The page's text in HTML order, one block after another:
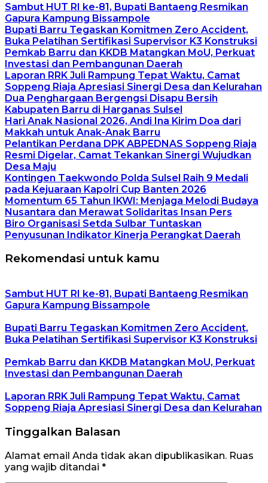
Sambut HUT RI ke-81, Bupati Bantaeng Resmikan
Gapura Kampung Bissampole
Bupati Barru Tegaskan Komitmen Zero Accident,
Buka Pelatihan Sertifikasi Supervisor K3 Konstruksi
Pemkab Barru dan KKDB Matangkan MoU, Perkuat
Investasi dan Pembangunan Daerah
Laporan RRK Juli Rampung Tepat Waktu, Camat
Soppeng Riaja Apresiasi Sinergi Desa dan Kelurahan
Dua Penghargaan Bergengsi Disapu Bersih
Kabupaten Barru di Harganas Sulsel
Hari Anak Nasional 2026, Andi Ina Kirim Doa dari
Makkah untuk Anak-Anak Barru
Pelantikan Perdana DPK ABPEDNAS Soppeng Riaja
Resmi Digelar, Camat Tekankan Sinergi Wujudkan
Desa Maju
Kontingen Taekwondo Polda Sulsel Raih 9 Medali
pada Kejuaraan Kapolri Cup Banten 2026
Momentum 65 Tahun IKWI: Menjaga Melodi Budaya
Nusantara dan Merawat Solidaritas Insan Pers
Biro Organisasi Setda Sulbar Tuntaskan
Penyusunan Indikator Kinerja Perangkat Daerah
Rekomendasi untuk kamu
Sambut HUT RI ke-81, Bupati Bantaeng Resmikan
Gapura Kampung Bissampole
Bupati Barru Tegaskan Komitmen Zero Accident,
Buka Pelatihan Sertifikasi Supervisor K3 Konstruksi
Pemkab Barru dan KKDB Matangkan MoU, Perkuat
Investasi dan Pembangunan Daerah
Laporan RRK Juli Rampung Tepat Waktu, Camat
Soppeng Riaja Apresiasi Sinergi Desa dan Kelurahan
Tinggalkan Balasan
Alamat email Anda tidak akan dipublikasikan. Ruas
yang wajib ditandai *